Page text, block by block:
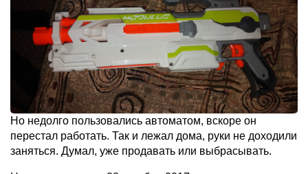
Но недолго пользовались автоматом, вскоре он
перестал работать. Так и лежал дома, руки не доходили
заняться. Думал, уже продавать или выбрасывать.